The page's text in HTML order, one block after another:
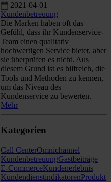
2021-04-01
Kundenbetreuung
Die Marken haben oft das
Gefühl, dass ihr Kundenservice-
Team einen qualitativ
hochwertigen Service bietet, aber
sie überprüfen es nicht. Aus
diesem Grund ist es hilfreich, die
Tools und Methoden zu kennen,
um das Niveau des
Kundenservice zu bewerten.
Mehr
Kategorien
Call CenterOmnichannel
KundenbetreuungGastbeiträge
E-CommerceKundenerlebnis
KundendienstindikatorenProdukt